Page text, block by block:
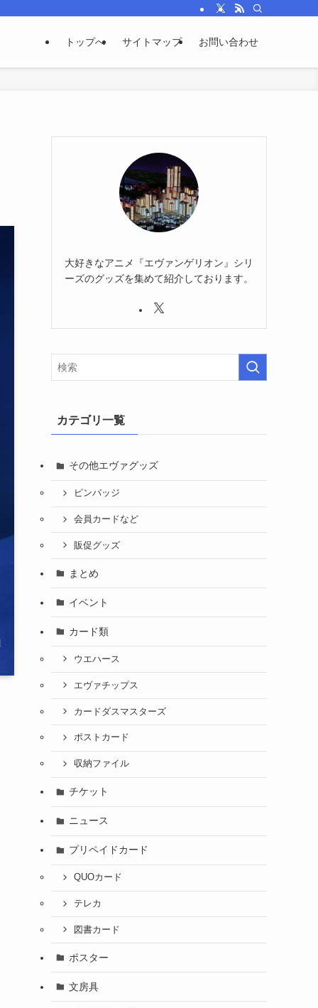
トップへ サイトマップ お問い合わせ
大好きなアニメ『エヴァンゲリオン』シリ
ーズのグッズを集めて紹介しております。
カテゴリ一覧
その他エヴァグッズ
ピンバッジ
会員カードなど
販促グッズ
まとめ
イベント
カード類
ウエハース
エヴァチップス
カードダスマスターズ
ポストカード
収納ファイル
チケット
ニュース
プリペイドカード
QUOカード
テレカ
図書カード
ポスター
文房具